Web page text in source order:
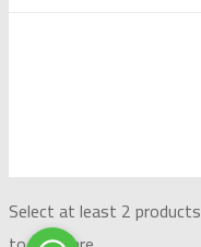
Select at least 2 products